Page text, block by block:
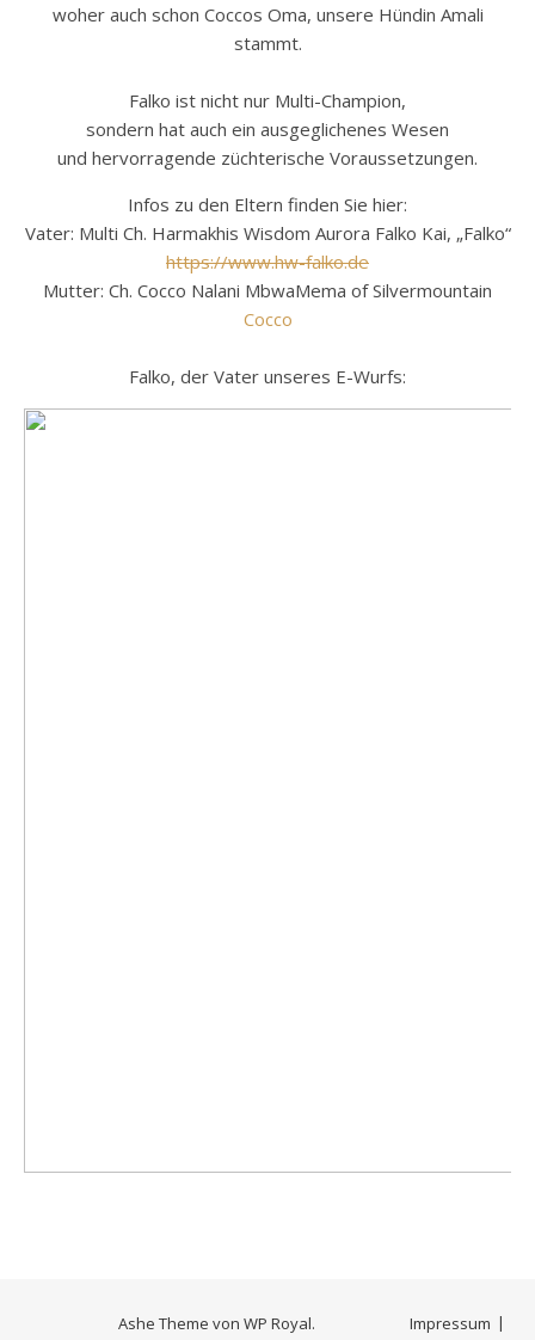
woher auch schon Coccos Oma, unsere Hündin Amali
stammt.
Falko ist nicht nur Multi-Champion,
sondern hat auch ein ausgeglichenes Wesen
und hervorragende züchterische Voraussetzungen.
Infos zu den Eltern finden Sie hier:
Vater: Multi Ch. Harmakhis Wisdom Aurora Falko Kai, „Falko“
https://www.hw-falko.de
Mutter: Ch. Cocco Nalani MbwaMema of Silvermountain
Cocco
Falko, der Vater unseres E-Wurfs:
Impressum
Ashe Theme von WP Royal.